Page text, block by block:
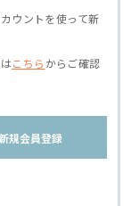
ウントを使って新
こちら からご確認
規会員登録